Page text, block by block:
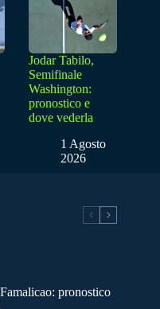
Jodar Tabilo,
Semifinale
Washington:
pronostico e
dove vederla
1 Agosto
2026
pronostico